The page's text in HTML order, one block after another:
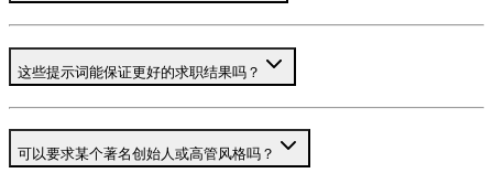
这些提示词能保证更好的求职结果吗？
可以要求某个著名创始人或高管风格吗？